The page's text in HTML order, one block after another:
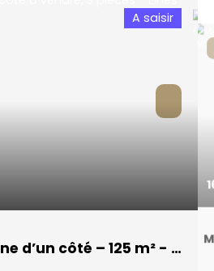
A saisir
d’un côté – 125 m² - 3